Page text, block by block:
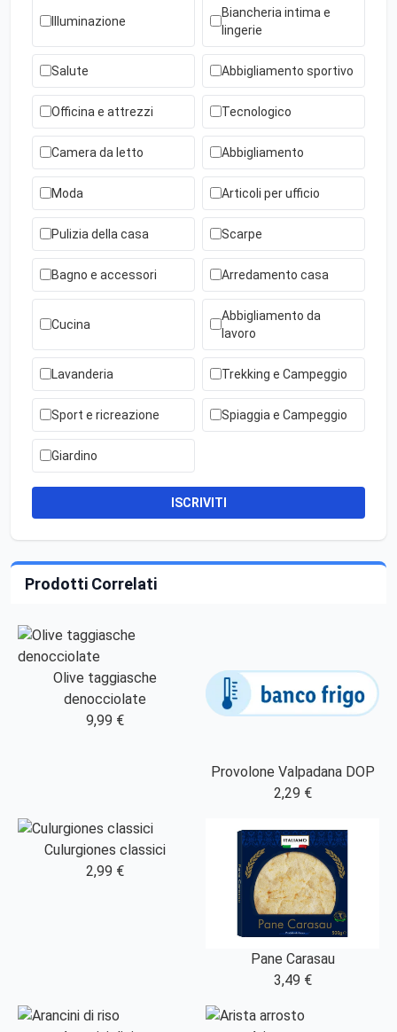
Illuminazione
Biancheria intima e
lingerie
Salute Abbigliamento sportivo
Officina e attrezzi Tecnologico
Camera da letto Abbigliamento
Moda Articoli per ufficio
Pulizia della casa Scarpe
Bagno e accessori Arredamento casa
Cucina
Abbigliamento da
lavoro
Lavanderia Trekking e Campeggio
Sport e ricreazione Spiaggia e Campeggio
Giardino
ISCRIVITI
Prodotti Correlati
Olive taggiasche
denocciolate
9,99 €
Provolone Valpadana DOP
2,29 €
Culurgiones classici
2,99 €
Pane Carasau
3,49 €